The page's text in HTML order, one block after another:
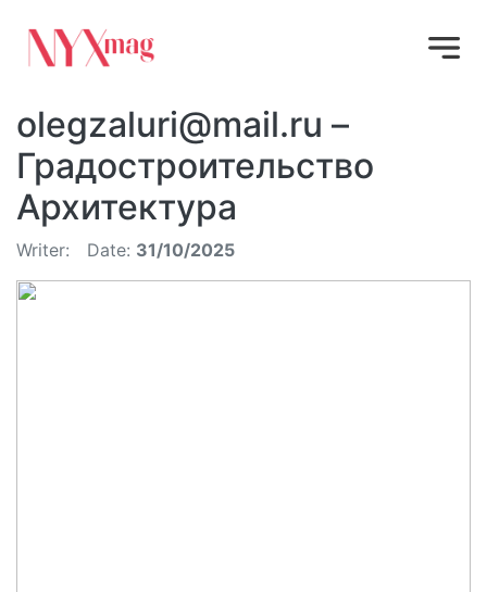
olegzaluri@mail.ru –
Градостроительство
Архитектура
Writer: Date: 31/10/2025